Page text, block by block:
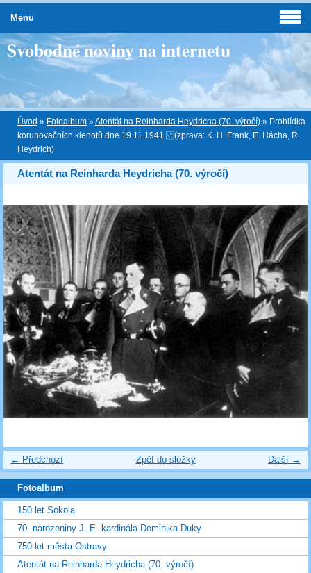
Svobodné noviny na internetu
Úvod » Fotoalbum »Atentát na Reinharda Heydricha (70. výročí) » Prohlídka
korunovačních klenotů dne 19.11.1941 (zprava: K. H. Frank, E. Hácha, R.
Heydrich)
Atentát na Reinharda Heydricha (70. výročí)
← Předchozí Další →
Zpět do složky
Menu
Fotoalbum
150 let Sokola
70. narozeniny J. E. kardinála Dominika Duky
750 let města Ostravy
Atentát na Reinharda Heydricha (70. výročí)